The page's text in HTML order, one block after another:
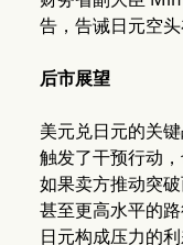
告，告诫日元空
后市展望
美元兑日元的关
触发了干预行动
如果卖方推动突
甚至更高水平的
日元构成压力的